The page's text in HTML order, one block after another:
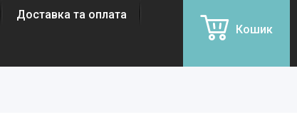
Доставка та оплата
Кошик